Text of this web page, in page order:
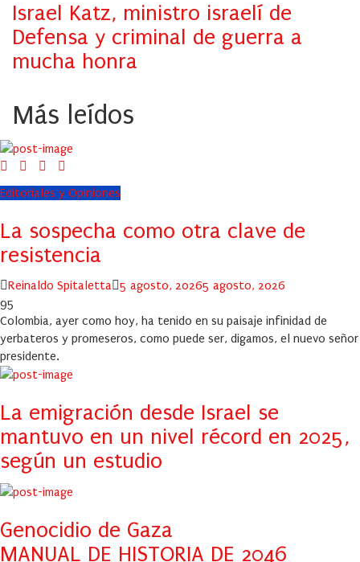
Israel Katz, ministro israelí de
Defensa y criminal de guerra a
mucha honra
Más leídos
Editoriales y Opiniones
La sospecha como otra clave de
resistencia
Author
Reinaldo Spitaletta Posted
5 agosto, 20265 agosto, 2026
95
Colombia, ayer como hoy, ha tenido en su paisaje infinidad de
yerbateros y promeseros, como puede ser, digamos, el nuevo señor
presidente.
La emigración desde Israel se
mantuvo en un nivel récord en 2025,
según un estudio
Genocidio de Gaza
MANUAL DE HISTORIA DE 2046